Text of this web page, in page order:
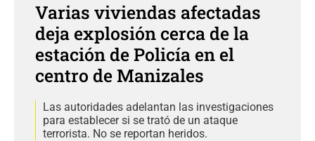
Varias viviendas afectadas
deja explosión cerca de la
estación de Policía en el
centro de Manizales
Las autoridades adelantan las investigaciones
para establecer si se trató de un ataque
terrorista. No se reportan heridos.